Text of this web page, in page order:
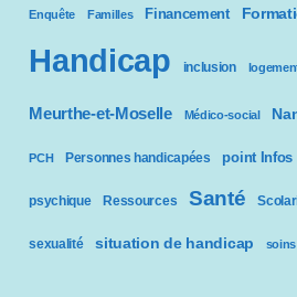
Enquête Familles Financement
Handicap inclusion
Meurthe-et-Moselle Médico-social
PCH Personnes handicapées point Infos
psychique Ressources Santé
sexualité situation de handicap soins